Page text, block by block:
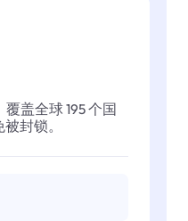
覆盖全球 195 个国
封锁。